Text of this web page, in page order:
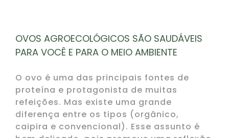
OVOS AGROECOLÓGICOS SÃO SAUDÁVEIS
PARA VOCÊ E PARA O MEIO AMBIENTE
O ovo é uma das principais fontes de
proteína e protagonista de muitas
refeições. Mas existe uma grande
diferença entre os tipos (orgânico,
caipira e convencional). Esse assunto é